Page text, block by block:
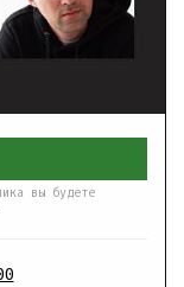
вы будете